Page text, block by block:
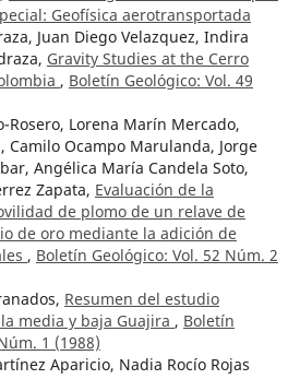
Geofísica aerotransportada
Juan Diego Velazquez, Indira
Gravity Studies at the Cerro
, Boletín Geológico: Vol. 49
Rosero, Lorena Marín Mercado,
Camilo Ocampo Marulanda, Jorge
Angélica María Candela Soto,
Zapata, Evaluación de la
de plomo de un relave de
de oro mediante la adición de
, Boletín Geológico: Vol. 52 Núm. 2
Resumen del estudio
media y baja Guajira , Boletín
1 (1988)
Aparicio, Nadia Rocío Rojas